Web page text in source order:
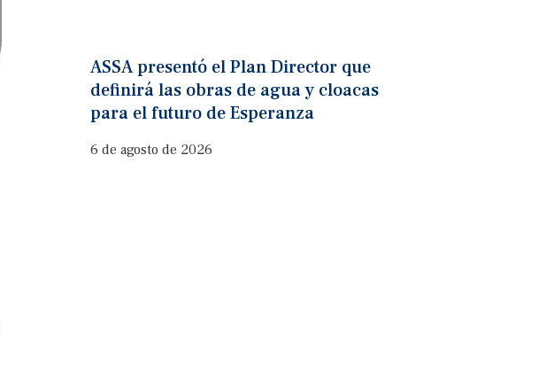
ASSA presentó el Plan Director que
definirá las obras de agua y cloacas
para el futuro de Esperanza
6 de agosto de 2026